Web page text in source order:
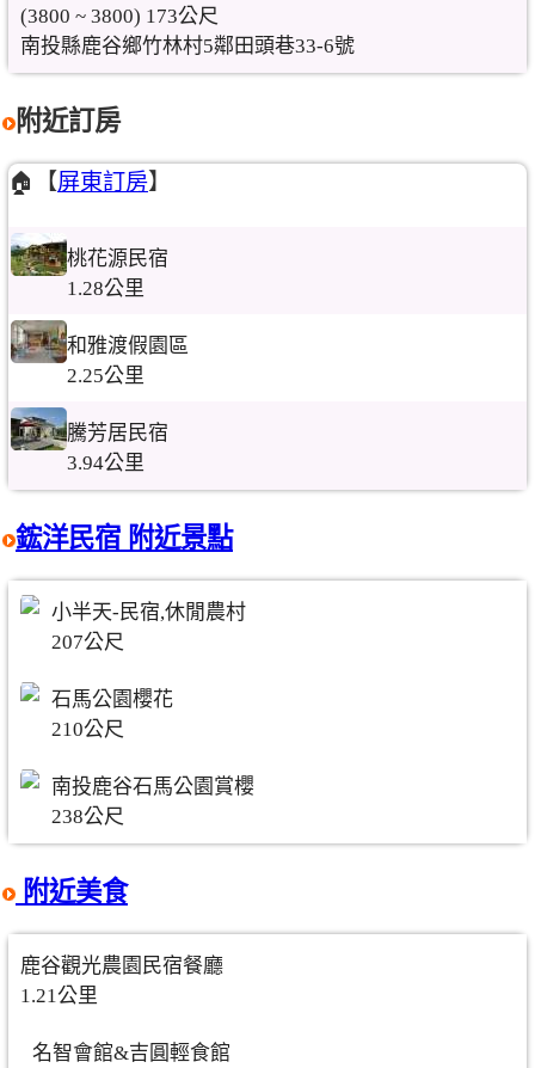
(3800 ~ 3800) 173公尺
南投縣鹿谷鄉竹林村5鄰田頭巷33-6號
附近訂房
🏠【屏東訂房】
桃花源民宿
1.28公里
和雅渡假園區
2.25公里
騰芳居民宿
3.94公里
鋐洋民宿 附近景點
小半天-民宿,休閒農村
207公尺
石馬公園櫻花
210公尺
南投鹿谷石馬公園賞櫻
238公尺
附近美食
鹿谷觀光農園民宿餐廳
1.21公里
名智會館&吉圓輕食館